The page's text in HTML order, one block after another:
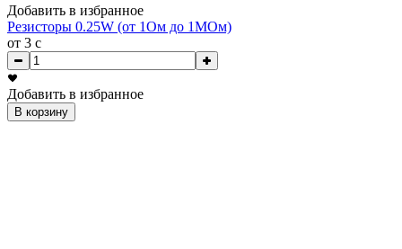
Добавить в избранное
Резисторы 0.25W (от 1Ом до 1МОм)
от 3 c
Добавить в избранное
В корзину